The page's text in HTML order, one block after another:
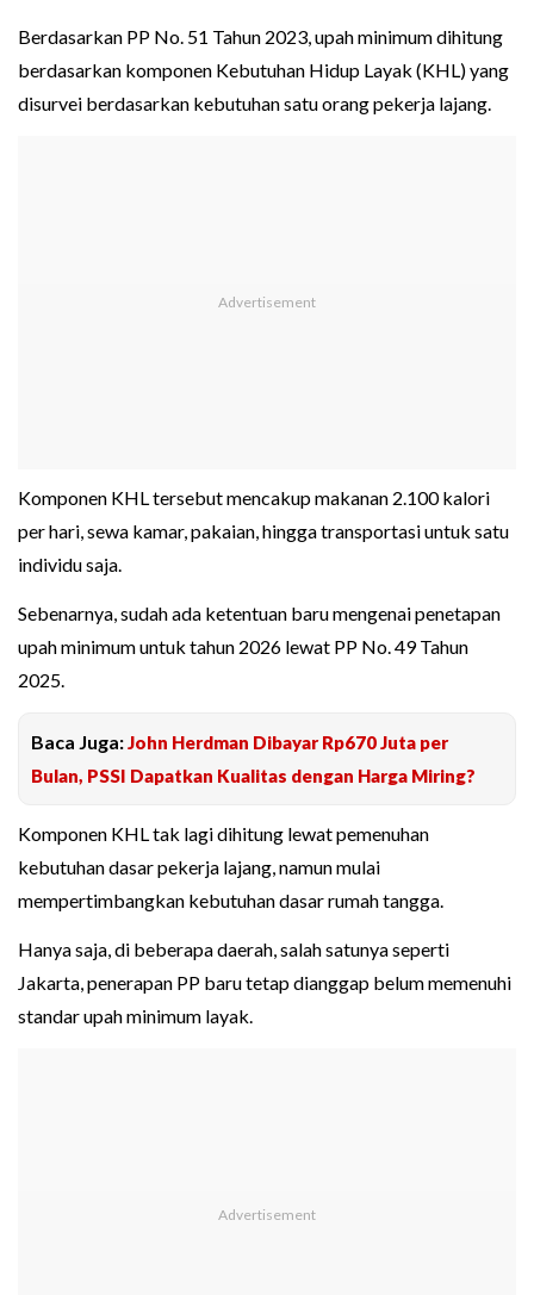
Berdasarkan PP No. 51 Tahun 2023, upah minimum dihitung
berdasarkan komponen Kebutuhan Hidup Layak (KHL) yang
disurvei berdasarkan kebutuhan satu orang pekerja lajang.
Komponen KHL tersebut mencakup makanan 2.100 kalori
per hari, sewa kamar, pakaian, hingga transportasi untuk satu
individu saja.
Sebenarnya, sudah ada ketentuan baru mengenai penetapan
upah minimum untuk tahun 2026 lewat PP No. 49 Tahun
2025.
Baca Juga: John Herdman Dibayar Rp670 Juta per
Bulan, PSSI Dapatkan Kualitas dengan Harga Miring?
Komponen KHL tak lagi dihitung lewat pemenuhan
kebutuhan dasar pekerja lajang, namun mulai
mempertimbangkan kebutuhan dasar rumah tangga.
Hanya saja, di beberapa daerah, salah satunya seperti
Jakarta, penerapan PP baru tetap dianggap belum memenuhi
standar upah minimum layak.